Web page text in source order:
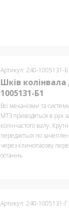
Артикул: 240-1005131-
Шків колінвала
1005131-Б1
Всі механізми та
МТЗ приводяться в рух
колінчастого валу.
передається по
через клинопасову
останнь
Артикул: 240-1005131-Г